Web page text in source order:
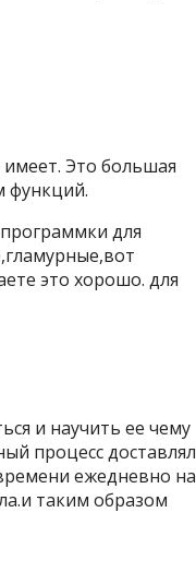
Это большая
функций.
для
это хорошо. для
и научить ее чему
процесс доставлял
ежедневно на
таким образом